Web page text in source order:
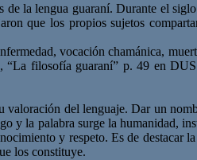
la lengua guaraní. Durante el
que los propios sujetos
vocación chamánica,
“La filosofía guaraní” p. 49 en
del lenguaje. Dar un
y la palabra surge la humanidad,
y respeto. Es de destacar
los constituye.